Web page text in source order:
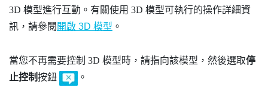
3D 模型進行互動。有關使用 3D 模型可執行的操作詳細資
訊，請參閱 開啟 3D 模型 。
當您不再需要控制 3D 模型時，請指向該模型，然後選取停
止控制按鈕 。